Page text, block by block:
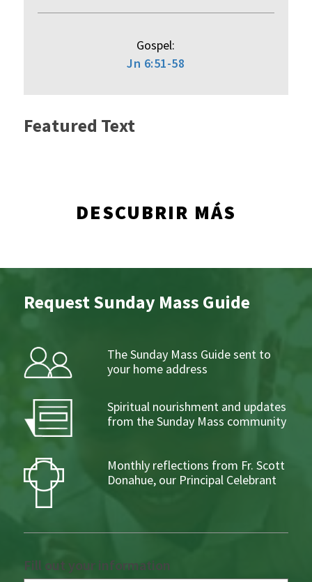
Gospel:
Jn 6:51-58
Featured Text
DESCUBRIR MÁS
Request Sunday Mass Guide
The Sunday Mass Guide sent to
your home address
Spiritual nourishment and updates
from the Sunday Mass community
Monthly reflections from Fr. Scott
Donahue, our Principal Celebrant
Fill out your information